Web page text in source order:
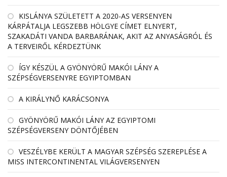
KISLÁNYA SZÜLETETT A 2020-AS VERSENYEN
KÁRPÁTALJA LEGSZEBB HÖLGYE CÍMET ELNYERT,
SZAKADÁTI VANDA BARBARÁNAK, AKIT AZ ANYASÁGRÓL ÉS
A TERVEIRŐL KÉRDEZTÜNK
ÍGY KÉSZÜL A GYÖNYÖRŰ MAKÓI LÁNY A
SZÉPSÉGVERSENYRE EGYIPTOMBAN
A KIRÁLYNŐ KARÁCSONYA
GYÖNYÖRŰ MAKÓI LÁNY AZ EGYIPTOMI
SZÉPSÉGVERSENY DÖNTŐJÉBEN
VESZÉLYBE KERÜLT A MAGYAR SZÉPSÉG SZEREPLÉSE A
MISS INTERCONTINENTAL VILÁGVERSENYEN